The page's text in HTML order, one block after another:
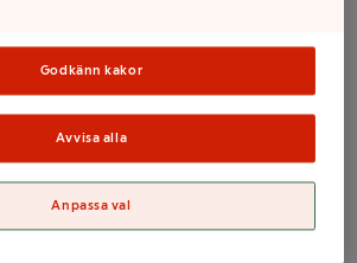
ICA
kan variera mellan butikerna
Godkänn kakor
Avvisa alla
Anpassa val